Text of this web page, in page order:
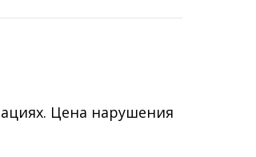
Цена нарушения